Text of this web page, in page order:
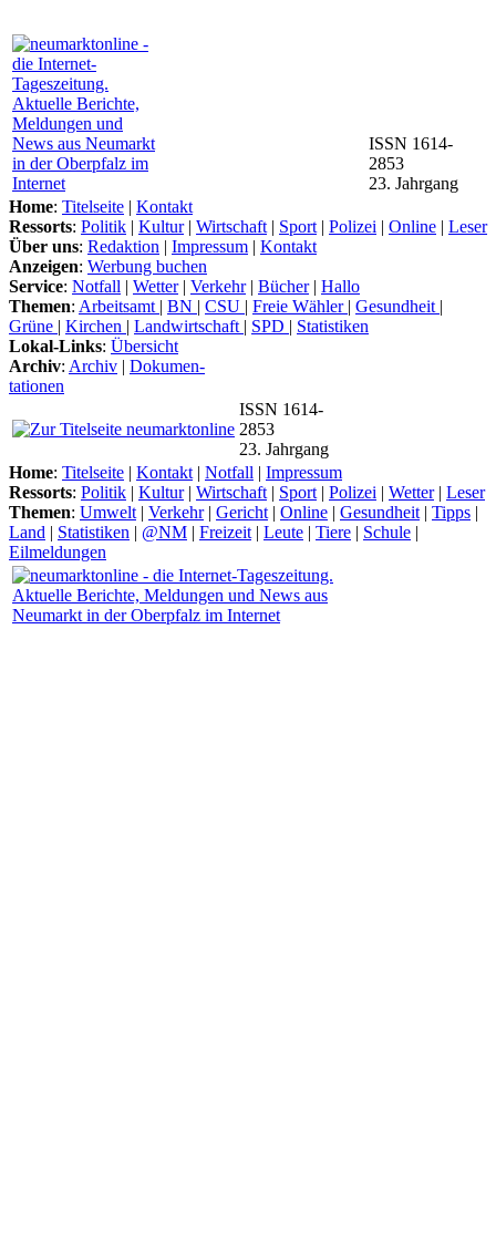
ISSN 1614-
2853
23. Jahrgang
Home: Titelseite | Kontakt
Ressorts: Politik | Kultur| Wirtschaft | Sport | Polizei | Online | Leser
Über uns: Redaktion | Impressum | Kontakt
Anzeigen: Werbung buchen
Service: Notfall | Wetter| Verkehr| Bücher| Hallo
Themen: Arbeitsamt | BN | CSU | Freie Wähler | Gesundheit |
Grüne | Kirchen | Landwirtschaft | SPD | Statistiken
Lokal-Links: Übersicht
Archiv: Archiv | Dokumen-
tationen
ISSN 1614-
2853
23. Jahrgang
Home: Titelseite | Kontakt | Notfall | Impressum
Ressorts: Politik | Kultur| Wirtschaft | Sport | Polizei | Wetter| Leser
Themen: Umwelt | Verkehr| Gericht | Online | Gesundheit | Tipps |
Land | Statistiken | @NM | Freizeit | Leute | Tiere | Schule |
Eilmeldungen